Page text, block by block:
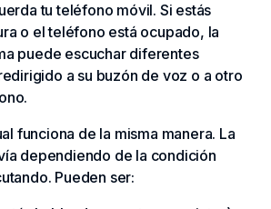
tu teléfono móvil. Si estás
o el teléfono está ocupado, la
puede escuchar diferentes
a su buzón de voz o a otro
funciona de la misma manera. La
dependiendo de la condición
Pueden ser: